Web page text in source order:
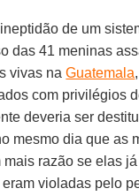
de um
das 41 meninas
vivas naGuatemala
com privilégios
deveria ser
mesmo dia que as
mais razão se elas
violadas pelo